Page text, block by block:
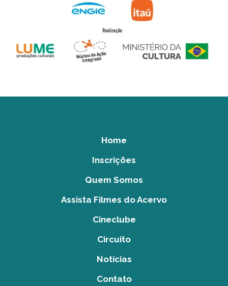
Home
Inscrições
Quem Somos
Assista Filmes do Acervo
Cineclube
Circuito
Notícias
Contato